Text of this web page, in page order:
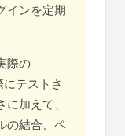
インを定期
際の
テストさ
加えて、
の結合、ペ